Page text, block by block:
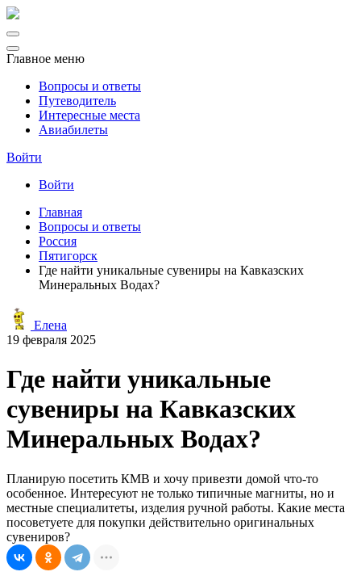
Главное меню
Вопросы и ответы
Путеводитель
Интересные места
Авиабилеты
Войти
Войти
Главная
Вопросы и ответы
Россия
Пятигорск
Где найти уникальные сувениры на Кавказских
Минеральных Водах?
Елена
19 февраля 2025
Где найти уникальные
сувениры на Кавказских
Минеральных Водах?
Планирую посетить КМВ и хочу привезти домой что-то
особенное. Интересуют не только типичные магниты, но и
местные специалитеты, изделия ручной работы. Какие места
посоветуете для покупки действительно оригинальных
сувениров?